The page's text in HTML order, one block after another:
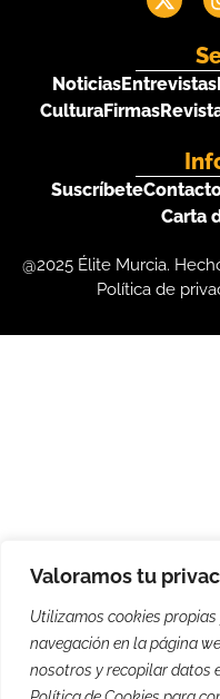
Valoramos tu
Utilizamos cookies
navegación en la página
nosotros y recopilar datos
NoticiasEntrevistas
CulturaFirmas
Suscríbete
Carta
@2025 Élite Murcia.
Política de